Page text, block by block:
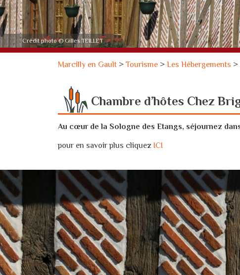
Crédit photo © Gilles TEILLET
Marcilly en Gault >Tourisme >Les Hébergements >
Chambre d’hôtes Chez
Au cœur de la Sologne des Etangs, séjournez
pour en savoir plus cliquez ICI